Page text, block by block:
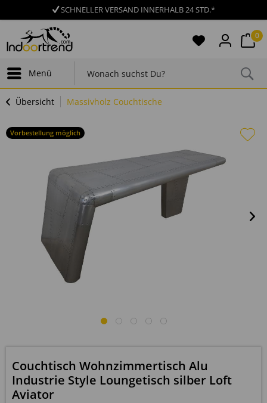
SCHNELLER VERSAND INNERHALB 24 STD.*
Menü
0
Übersicht Massivholz Couchtische
Vorbestellung möglich
Couchtisch Wohnzimmertisch Alu
Industrie Style Loungetisch silber Loft
Aviator